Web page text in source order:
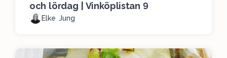
och lördag | Vinköplistan 9
Elke Jung